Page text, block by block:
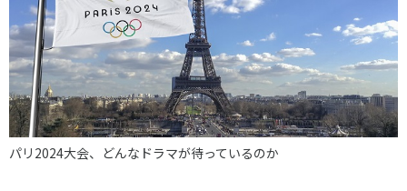
Sport Topics
スポーツ 歴史の検証
スポーツ辞典
SSF BOOKS
パリ2024大会、どんなドラマが待っているのか